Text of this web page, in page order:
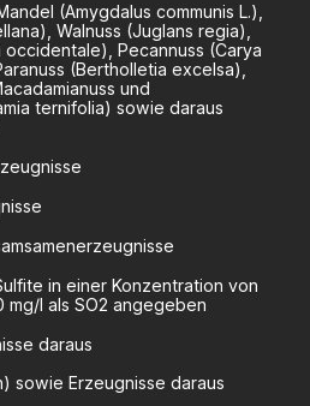
(Amygdalus communis L.),
Walnuss (Juglans regia),
occidentale), Pecannuss (Carya
(Bertholletia excelsa),
und
ternifolia) sowie daraus
in einer Konzentration von
mg/l als SO2 angegeben
daraus
sowie Erzeugnisse daraus